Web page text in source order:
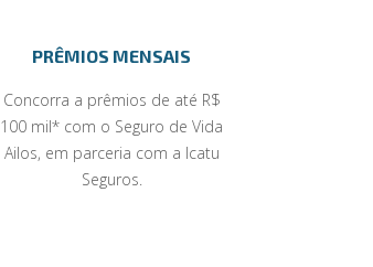
PRÊMIOS MENSAIS
Concorra a prêmios de até R$
100 mil* com o Seguro de Vida
Ailos, em parceria com a Icatu
Seguros.